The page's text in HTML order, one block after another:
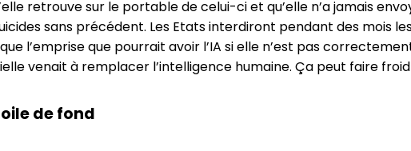
retrouve sur le portable de celui-ci et qu’elle n’a jamais
sans précédent. Les Etats interdiront pendant des mois
l’emprise que pourrait avoir l’IA si elle n’est pas
venait à remplacer l’intelligence humaine. Ça peut faire
de fond